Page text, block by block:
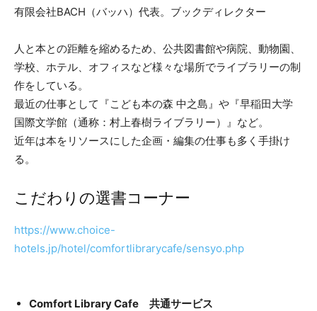
有限会社BACH（バッハ）代表。ブックディレクター
人と本との距離を縮めるため、公共図書館や病院、動物園、
学校、ホテル、オフィスなど様々な場所でライブラリーの制
作をしている。
最近の仕事として『こども本の森 中之島』や『早稲田大学
国際文学館（通称：村上春樹ライブラリー）』など。
近年は本をリソースにした企画・編集の仕事も多く手掛け
る。
こだわりの選書コーナー
https://www.choice-
hotels.jp/hotel/comfortlibrarycafe/sensyo.php
Comfort Library Cafe 共通サービス